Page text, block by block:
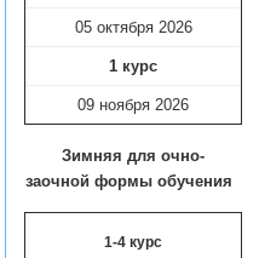
05 октября 2026
1 курс
09 ноября 2026
Зимняя для очно-
заочной формы обучения
1-4 курс